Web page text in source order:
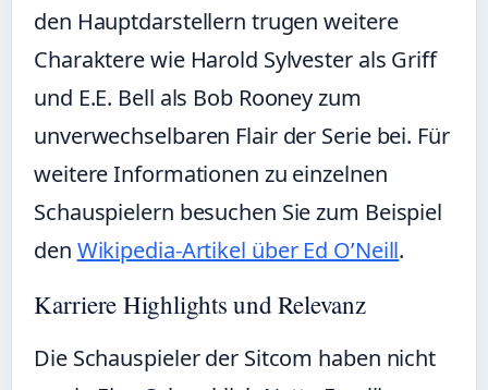
den Hauptdarstellern trugen weitere
Charaktere wie Harold Sylvester als Griff
und E.E. Bell als Bob Rooney zum
unverwechselbaren Flair der Serie bei. Für
weitere Informationen zu einzelnen
Schauspielern besuchen Sie zum Beispiel
den Wikipedia-Artikel über Ed O’Neill.
Karriere Highlights und Relevanz
Die Schauspieler der Sitcom haben nicht